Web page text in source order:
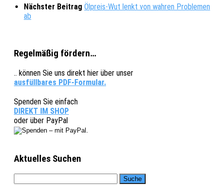
Nächster Beitrag Ölpreis-Wut lenkt von wahren Problemen
ab
Regelmäßig fördern…
.. können Sie uns direkt hier über unser
ausfüllbares PDF-Formular.
Spenden Sie einfach
DIREKT IM SHOP
oder über PayPal
Aktuelles Suchen